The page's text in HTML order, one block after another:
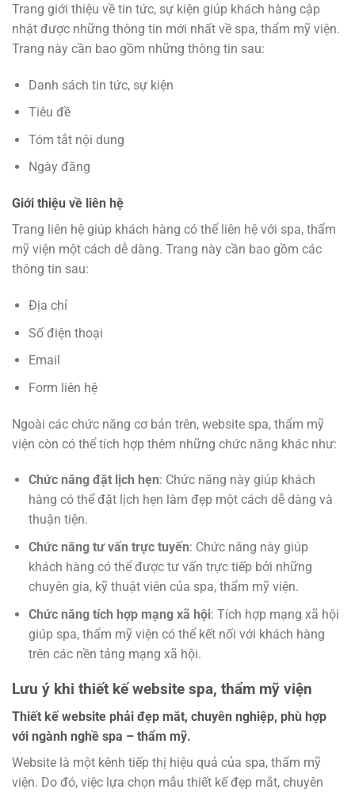
Trang giới thiệu về tin tức, sự kiện giúp khách hàng cập
nhật được những thông tin mới nhất về spa, thẩm mỹ viện.
Trang này cần bao gồm những thông tin sau:
Danh sách tin tức, sự kiện
Tiêu đề
Tóm tắt nội dung
Ngày đăng
Giới thiệu về liên hệ
Trang liên hệ giúp khách hàng có thể liên hệ với spa, thẩm
mỹ viện một cách dễ dàng. Trang này cần bao gồm các
thông tin sau:
Địa chỉ
Số điện thoại
Email
Form liên hệ
Ngoài các chức năng cơ bản trên, website spa, thẩm mỹ
viện còn có thể tích hợp thêm những chức năng khác như:
Chức năng đặt lịch hẹn: Chức năng này giúp khách
hàng có thể đặt lịch hẹn làm đẹp một cách dễ dàng và
thuận tiện.
Chức năng tư vấn trực tuyến: Chức năng này giúp
khách hàng có thể được tư vấn trực tiếp bởi những
chuyên gia, kỹ thuật viên của spa, thẩm mỹ viện.
Chức năng tích hợp mạng xã hội: Tích hợp mạng xã hội
giúp spa, thẩm mỹ viện có thể kết nối với khách hàng
trên các nền tảng mạng xã hội.
Lưu ý khi thiết kế website spa, thẩm mỹ viện
Thiết kế website phải đẹp mắt, chuyên nghiệp, phù hợp
với ngành nghề spa – thẩm mỹ.
Website là một kênh tiếp thị hiệu quả của spa, thẩm mỹ
viện. Do đó, việc lựa chọn mẫu thiết kế đẹp mắt, chuyên